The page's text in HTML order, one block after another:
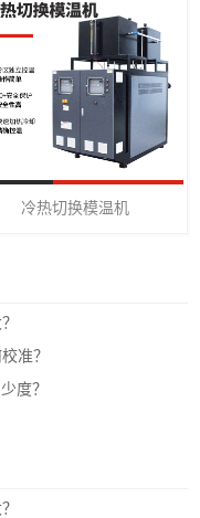
冷热切换模温机
准？
度？